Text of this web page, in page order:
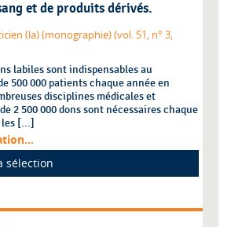
et de produits dérivés.
(la) (monographie) (vol. 51, n° 3,
labiles sont indispensables au
500 000 patients chaque année en
disciplines médicales et
2 500 000 dons sont nécessaires chaque
[...]
sélection